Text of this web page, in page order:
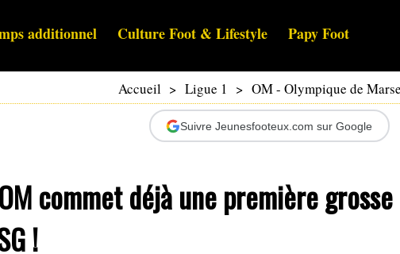
additionnel Culture Foot & Lifestyle Papy Foot
Accueil > Ligue 1 > OM - Olympique de
Suivre Jeunesfooteux.com sur Google
commet déjà une première
!